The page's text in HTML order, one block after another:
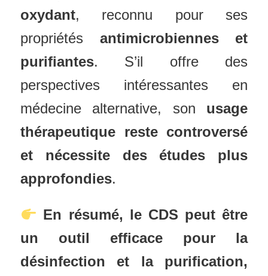
oxydant, reconnu pour ses
propriétés antimicrobiennes et
purifiantes. S’il offre des
perspectives intéressantes en
médecine alternative, son usage
thérapeutique reste controversé
et nécessite des études plus
approfondies.
En résumé, le CDS peut être
un outil efficace pour la
désinfection et la purification,